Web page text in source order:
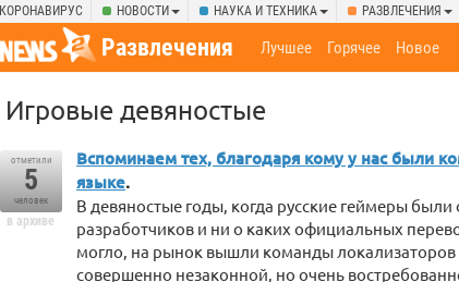
КОРОНАВИРУС НОВОСТИ НАУКА И ТЕХНИКА РАЗВЛЕЧЕНИЯ
Развлечения Лучшее Горячее Новое
Игровые девяностые
отметили
5
человек
в архиве
Вспоминаем тех, благодаря кому у нас были
языке.
В девяностые годы, когда русские геймеры
разработчиков и ни о каких официальных
могло, на рынок вышли команды локализаторов
совершенно незаконной, но очень